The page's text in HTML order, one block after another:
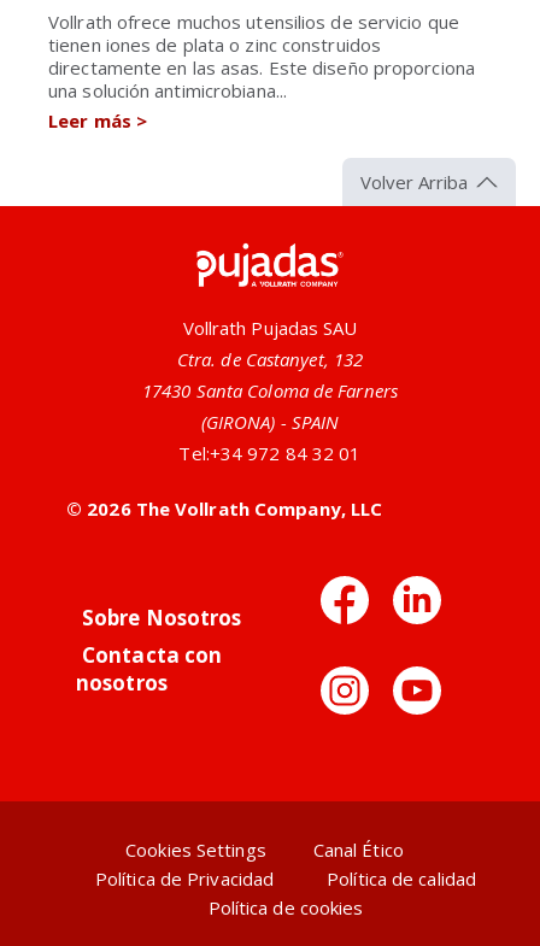
Vollrath ofrece muchos utensilios de servicio que
tienen iones de plata o zinc construidos
directamente en las asas. Este diseño proporciona
una solución antimicrobiana...
Leer más >
Volver Arriba
Vollrath Pujadas SAU
Ctra. de Castanyet, 132
17430 Santa Coloma de Farners
(GIRONA) - SPAIN
Tel:+34 972 84 32 01
© 2026 The Vollrath Company, LLC
Sobre Nosotros
Contacta con
nosotros
Cookies Settings
Canal Ético
Política de Privacidad
Política de calidad
Política de cookies